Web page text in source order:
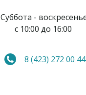
Суббота -
с 10:00 до 16:00
8 (423) 272 00 44